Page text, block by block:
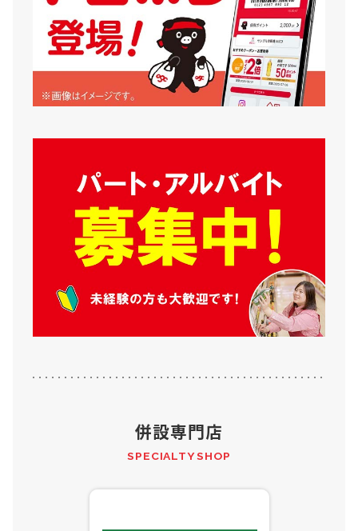
併設専門店
SPECIALTY SHOP